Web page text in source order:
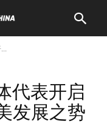
代表开启
发展之势